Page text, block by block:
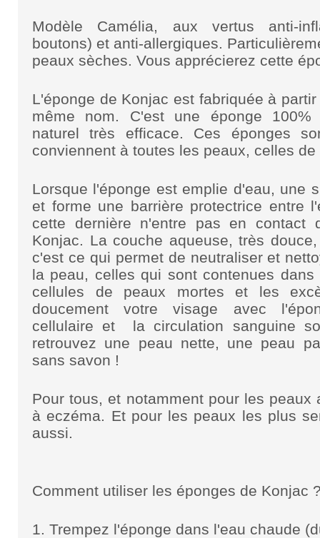
Modèle Camélia, aux vertus anti-
boutons) et anti-allergiques.
peaux sèches. Vous apprécierez cette
L'éponge de Konjac est fabriquée à
même nom. C'est une éponge 100%
naturel très efficace. Ces éponges
conviennent à toutes les peaux, celles
Lorsque l'éponge est emplie d'eau, une
et forme une barrière protectrice entre
cette dernière n'entre pas en contact
Konjac. La couche aqueuse, très
c'est ce qui permet de neutraliser et
la peau, celles qui sont contenues
cellules de peaux mortes et les
doucement votre visage avec
cellulaire et la circulation sanguine
retrouvez une peau nette, une peau
sans savon !
Pour tous, et notamment pour les peaux
à eczéma. Et pour les peaux les plus
aussi.
Comment utiliser les éponges de Konjac
1. Trempez l'éponge dans l'eau chaude